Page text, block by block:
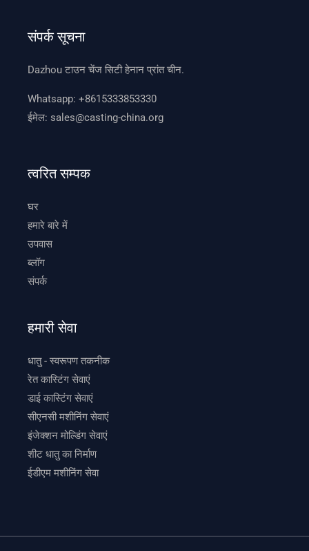
संपर्क सूचना
Dazhou टाउन चेंज सिटी हेनान प्रांत चीन.
Whatsapp:+8615333853330
ईमेल:sales@casting-china.org
त्वरित सम्पक
घर
हमारे बारे में
उपवास
ब्लॉग
संपर्क
हमारी सेवा
धातु - स्वरूपण तकनीक
रेत कास्टिंग सेवाएं
डाई कास्टिंग सेवाएं
सीएनसी मशीनिंग सेवाएं
इंजेक्शन मोल्डिंग सेवाएं
शीट धातु का निर्माण
ईडीएम मशीनिंग सेवा